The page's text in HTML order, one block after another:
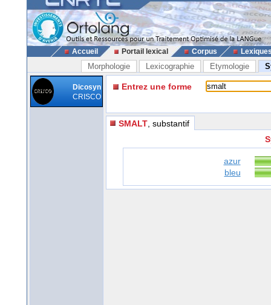
Accueil Portail lexical Corpus
Morphologie Lexicographie Etymologie
Dicosyn
CRISCO
Entrez une forme
SMALT , substantif
azur
bleu